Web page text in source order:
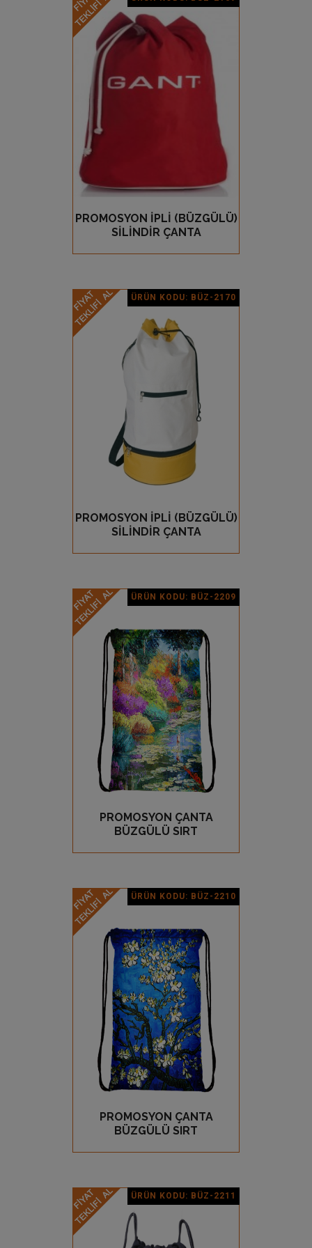
GÖZ AT
PROMOSYON İPLİ (BÜZGÜLÜ)
SİLİNDİR ÇANTA
ÜRÜN KODU: BÜZ-2170
GÖZ AT
PROMOSYON İPLİ (BÜZGÜLÜ)
SİLİNDİR ÇANTA
ÜRÜN KODU: BÜZ-2209
GÖZ AT
Ürün Detay
PROMOSYON ÇANTA
BÜZGÜLÜ SIRT
ÜRÜN KODU: BÜZ-2210
GÖZ AT
Ürün Detay
PROMOSYON ÇANTA
BÜZGÜLÜ SIRT
ÜRÜN KODU: BÜZ-2211